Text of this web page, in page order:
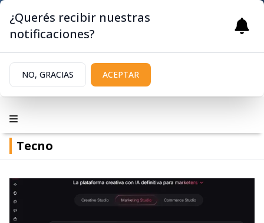
Tecno
¿Querés recibir nuestras
notificaciones?
NO, GRACIAS ACEPTAR